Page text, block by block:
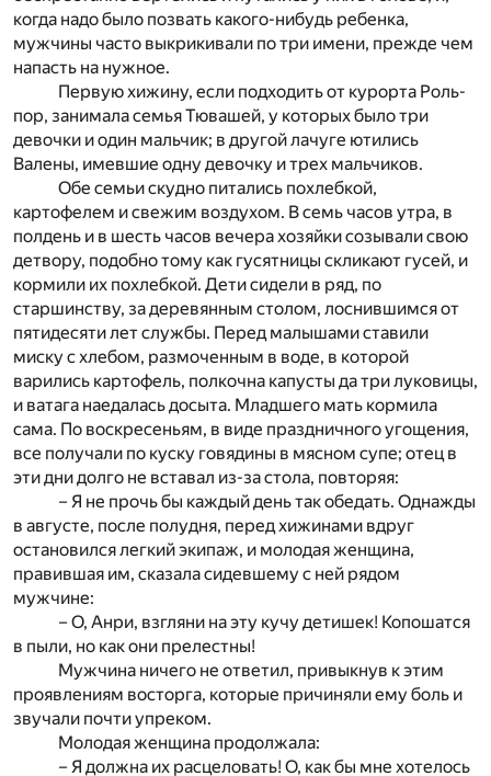
когда надо было позвать какого-нибудь ребенка,
мужчины часто выкрикивали по три имени, прежде чем
напасть на нужное.
Первую хижину, если подходить от курорта Роль-
пор, занимала семья Тювашей, у которых было три
девочки и один мальчик; в другой лачуге ютились
Валены, имевшие одну девочку и трех мальчиков.
Обе семьи скудно питались похлебкой,
картофелем и свежим воздухом. В семь часов утра, в
полдень и в шесть часов вечера хозяйки созывали свою
детвору, подобно тому как гусятницы скликают гусей, и
кормили их похлебкой. Дети сидели в ряд, по
старшинству, за деревянным столом, лоснившимся от
пятидесяти лет службы. Перед малышами ставили
миску с хлебом, размоченным в воде, в которой
варились картофель, полкочна капусты да три луковицы,
и ватага наедалась досыта. Младшего мать кормила
сама. По воскресеньям, в виде праздничного угощения,
все получали по куску говядины в мясном супе; отец в
эти дни долго не вставал из-за стола, повторяя:
– Я не прочь бы каждый день так обедать. Однажды
в августе, после полудня, перед хижинами вдруг
остановился легкий экипаж, и молодая женщина,
правившая им, сказала сидевшему с ней рядом
мужчине:
– О, Анри, взгляни на эту кучу детишек! Копошатся
в пыли, но как они прелестны!
Мужчина ничего не ответил, привыкнув к этим
проявлениям восторга, которые причиняли ему боль и
звучали почти упреком.
Молодая женщина продолжала:
– Я должна их расцеловать! О, как бы мне хотелось